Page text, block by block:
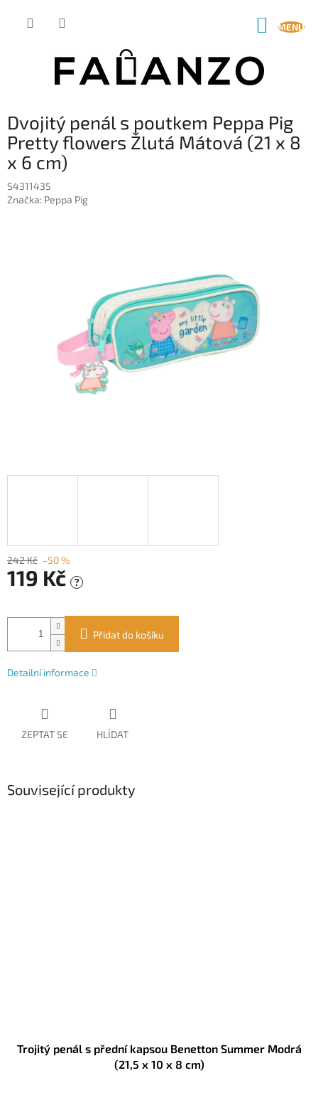
Dvojitý penál s poutkem Peppa Pig
Pretty flowers Žlutá Mátová (21 x 8
x 6 cm)
S4311435
Značka: Peppa Pig
242 Kč –50 %
119 Kč ?
cena:
Přidat do košíku
Detailní informace
ZEPTAT SE HLÍDAT
Související produkty
Trojitý penál s přední kapsou Benetton Summer Modrá
(21,5 x 10 x 8 cm)